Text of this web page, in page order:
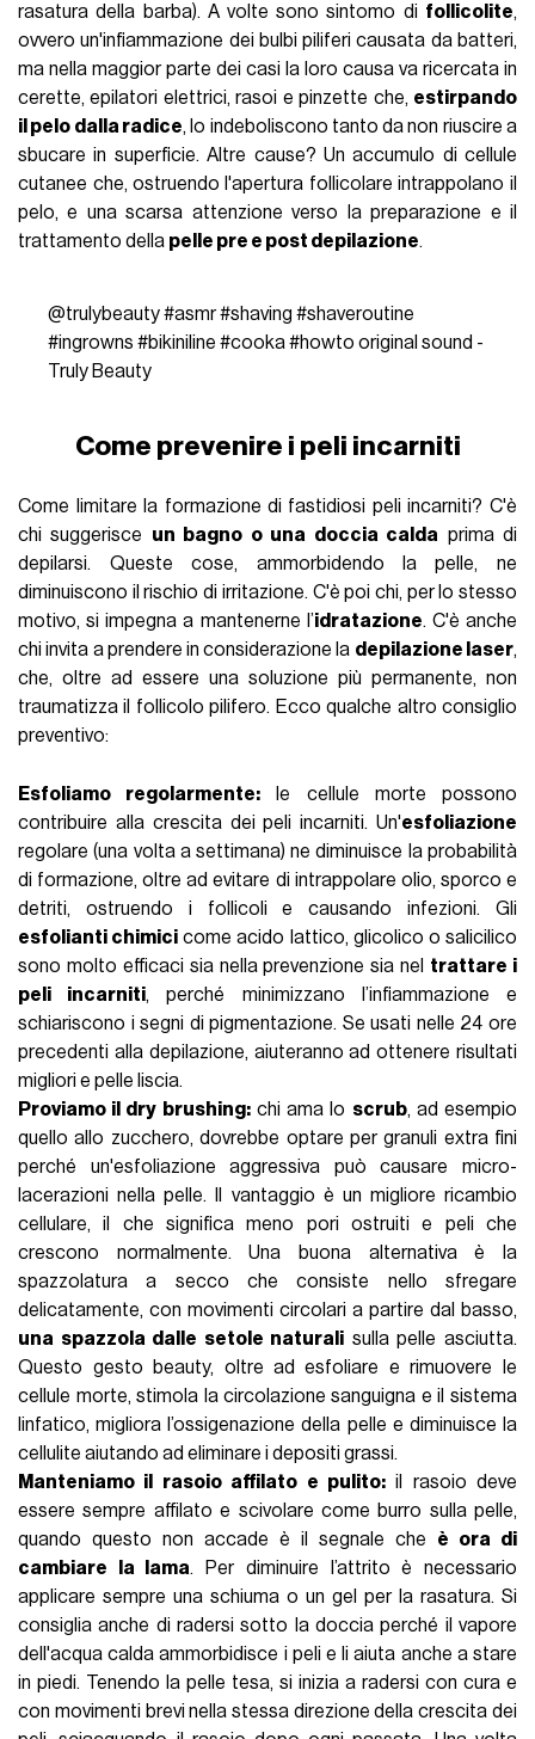
rasatura della barba). A volte sono sintomo di follicolite,
ovvero un'infiammazione dei bulbi piliferi causata da batteri,
ma nella maggior parte dei casi la loro causa va ricercata in
cerette, epilatori elettrici, rasoi e pinzette che, estirpando
il pelo dalla radice, lo indeboliscono tanto da non riuscire a
sbucare in superficie. Altre cause? Un accumulo di cellule
cutanee che, ostruendo l'apertura follicolare intrappolano il
pelo, e una scarsa attenzione verso la preparazione e il
trattamento della pelle pre e post depilazione.
@trulybeauty#asmr#shaving #shaveroutine
#ingrowns #bikiniline #cooka#howto original sound -
Truly Beauty
Come prevenire i peli incarniti
Come limitare la formazione di fastidiosi peli incarniti? C'è
chi suggerisce un bagno o una doccia calda prima di
depilarsi. Queste cose, ammorbidendo la pelle, ne
diminuiscono il rischio di irritazione. C'è poi chi, per lo stesso
motivo, si impegna a mantenerne l’idratazione. C'è anche
chi invita a prendere in considerazione la depilazione laser,
che, oltre ad essere una soluzione più permanente, non
traumatizza il follicolo pilifero. Ecco qualche altro consiglio
preventivo:
Esfoliamo regolarmente: le cellule morte possono
contribuire alla crescita dei peli incarniti. Un'esfoliazione
regolare (una volta a settimana) ne diminuisce la probabilità
di formazione, oltre ad evitare di intrappolare olio, sporco e
detriti, ostruendo i follicoli e causando infezioni. Gli
esfolianti chimici come acido lattico, glicolico o salicilico
sono molto efficaci sia nella prevenzione sia nel trattare i
peli incarniti, perché minimizzano l’infiammazione e
schiariscono i segni dipigmentazione. Se usati nelle 24 ore
precedenti alla depilazione, aiuteranno ad ottenere risultati
migliori e pelle liscia.
Proviamo il dry brushing:chi ama lo scrub, ad esempio
quello allo zucchero, dovrebbe optare per granuli extra fini
perché un'esfoliazione aggressiva può causare micro-
lacerazioni nella pelle. Il vantaggio è un migliore ricambio
cellulare, il che significa meno pori ostruiti e peli che
crescono normalmente. Una buona alternativa è la
spazzolatura a secco che consiste nello sfregare
delicatamente, con movimenti circolari a partire dal basso,
una spazzola dalle setole naturali sulla pelle asciutta.
Questo gesto beauty, oltre ad esfoliare e rimuovere le
cellule morte, stimola la circolazione sanguigna e il sistema
linfatico, migliora l’ossigenazione della pelle e diminuisce la
cellulite aiutando ad eliminare i depositi grassi.
Manteniamo il rasoio affilato e pulito:il rasoio deve
essere sempre affilato e scivolare come burro sulla pelle,
quando questo non accade è il segnale che è ora di
cambiare la lama. Per diminuire l’attrito è necessario
applicare sempre una schiuma o un gel per la rasatura. Si
consiglia anche di radersi sotto la doccia perché il vapore
dell'acqua calda ammorbidisce i peli e li aiuta anche a stare
in piedi. Tenendo la pelle tesa, si inizia a radersi con cura e
con movimenti brevi nella stessa direzione della crescita dei